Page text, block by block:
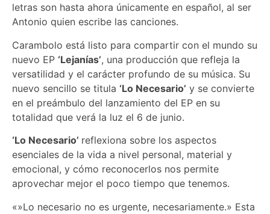
letras son hasta ahora únicamente en español, al ser
Antonio quien escribe las canciones.
Carambolo está listo para compartir con el mundo su
nuevo EP ‘Lejanías’, una producción que refleja la
versatilidad y el carácter profundo de su música. Su
nuevo sencillo se titula ‘Lo Necesario’ y se convierte
en el preámbulo del lanzamiento del EP en su
totalidad que verá la luz el 6 de junio.
‘Lo Necesario’ reflexiona sobre los aspectos
esenciales de la vida a nivel personal, material y
emocional, y cómo reconocerlos nos permite
aprovechar mejor el poco tiempo que tenemos.
«»Lo necesario no es urgente, necesariamente.» Esta